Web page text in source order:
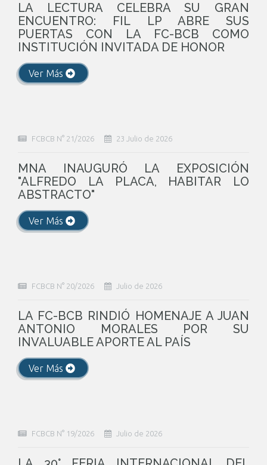
LA LECTURA CELEBRA SU GRAN
ENCUENTRO: FIL LP ABRE SUS
PUERTAS CON LA FC-BCB COMO
INSTITUCIÓN INVITADA DE HONOR
Ver Más
FCBCB N° 21/2026 23 Julio de 2026
MNA INAUGURÓ LA EXPOSICIÓN
"ALFREDO LA PLACA, HABITAR LO
ABSTRACTO"
Ver Más
FCBCB N° 20/2026 Julio de 2026
LA FC-BCB RINDIÓ HOMENAJE A JUAN
ANTONIO MORALES POR SU
INVALUABLE APORTE AL PAÍS
Ver Más
FCBCB N° 19/2026 Julio de 2026